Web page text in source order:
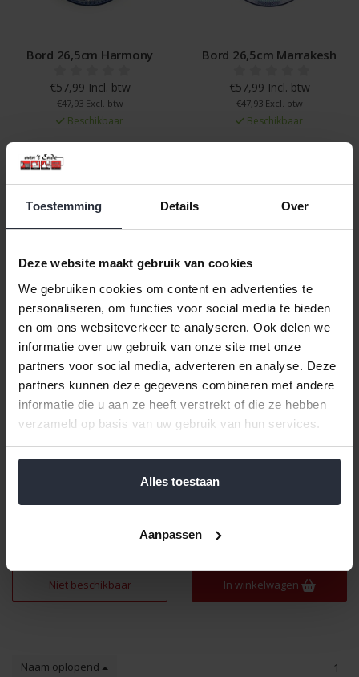
Toestemming Details Over
Deze website maakt gebruik van cookies
We gebruiken cookies om content en advertenties te
personaliseren, om functies voor social media te bieden
en om ons websiteverkeer te analyseren. Ook delen we
informatie over uw gebruik van onze site met onze
partners voor social media, adverteren en analyse. Deze
partners kunnen deze gegevens combineren met andere
informatie die u aan ze heeft verstrekt of die ze hebben
verzameld op basis van uw gebruik van hun services.
Alles toestaan
Aanpassen
Bord 26,5cm Harmony
€57,99 Incl. btw
€47,93 Excl. btw
Beschikbaar
In winkelwagen
Bord 26,5cm Marrakesh
€57,99 Incl. btw
€47,93 Excl. btw
Beschikbaar
Veilig achteraf betalen, tot 14 dagen na aankoop
Eenvoudig retour, 30 dagen bedenktijd
Bord 26,5cm Spring Hill
Niet beschikbaar
Bord 26,5cm Summer Wind
In winkelwagen
Naam oplopend 1